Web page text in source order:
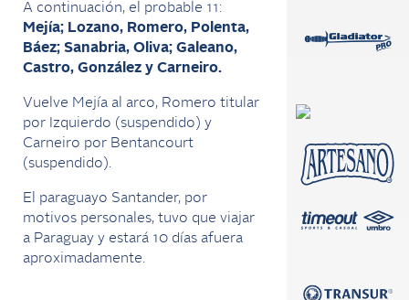
A continuación, el probable 11:
Mejía; Lozano, Romero, Polenta,
Báez; Sanabria, Oliva; Galeano,
Castro, González y Carneiro.
Vuelve Mejía al arco, Romero titular
por Izquierdo (suspendido) y
Carneiro por Bentancourt
(suspendido).
El paraguayo Santander, por
motivos personales, tuvo que viajar
a Paraguay y estará 10 días afuera
aproximadamente.